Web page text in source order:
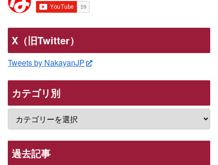
X（旧Twitter）
Tweets by NakayanJP
カテゴリ別
過去記事